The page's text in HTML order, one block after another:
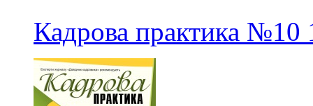
Кадрова практика №10